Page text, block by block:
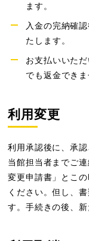
ます。
入金の完納確
たします。
お支払いいた
でも返金でき
利用変更
利用承認後に、承
当館担当者までご
変更申請書」とこ
ください。但し、
す。手続きの後、